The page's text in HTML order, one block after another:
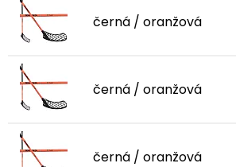
černá / oranžová
černá / oranžová
černá / oranžová